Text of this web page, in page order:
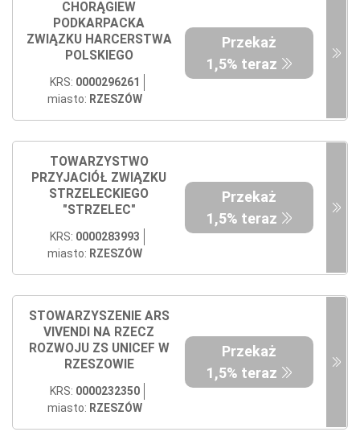
CHORĄGIEW
PODKARPACKA
ZWIĄZKU HARCERSTWA
POLSKIEGO
KRS: 0000296261
miasto: RZESZÓW
Przekaż
1,5% teraz
TOWARZYSTWO
PRZYJACIÓŁ ZWIĄZKU
STRZELECKIEGO
"STRZELEC"
KRS: 0000283993
miasto: RZESZÓW
Przekaż
1,5% teraz
STOWARZYSZENIE ARS
VIVENDI NA RZECZ
ROZWOJU ZS UNICEF W
RZESZOWIE
KRS: 0000232350
miasto: RZESZÓW
Przekaż
1,5% teraz